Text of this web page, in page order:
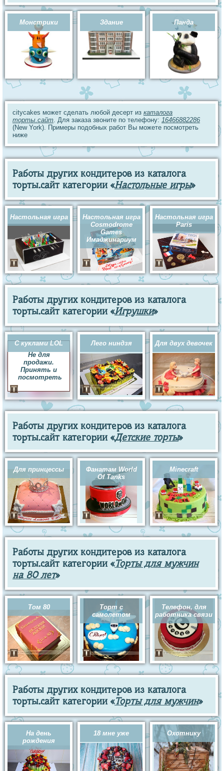
Монстрики Здание Панда
citycakes может сделать любой десерт из каталога
торты.сайт. Для заказа звоните по телефону: 16466882286
(New York). Примеры подобных работ Вы можете посмотреть
ниже
Работы других кондитеров из каталога
торты.сайт категории «Настольные игры»
Настольная игра
Настольная игра
Cosmodrome
Games
Имаджинариум
Настольная игра
Paris
Работы других кондитеров из каталога
торты.сайт категории «Игрушки»
С куклами LOL
Не для
продажи.
Принять и
посмотреть
Лего ниндзя Для двух девочек
Работы других кондитеров из каталога
торты.сайт категории «Детские торты»
Для принцессы
Фанатам World
Of Tanks
Minecraft
Работы других кондитеров из каталога
торты.сайт категории «Торты для мужчин
на 80 лет»
Том 80
Торт с
самолетом
Телефон, для
работника связи
Работы других кондитеров из каталога
торты.сайт категории «Торты для мужчин»
На день
рождения
18 мне уже Охотнику